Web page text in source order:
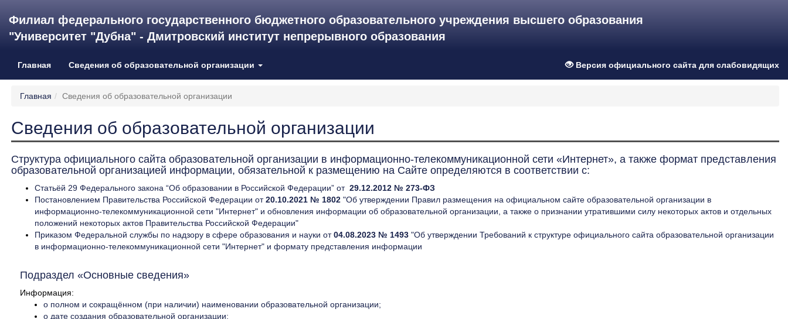
Филиал федерального государственного бюджетного образовательного учреждения высшего образования
"Университет "Дубна" - Дмитровский институт непрерывного образования
Главная Сведения об образовательной организации Версия официального сайта для слабовидящих
Главная Сведения об образовательной организации
Сведения об образовательной организации
Структура официального сайта образовательной организации в информационно-телекоммуникационной сети «Интернет», а также формат представления
образовательной организацией информации, обязательной к размещению на Сайте определяются в соответствии с:
Статьёй 29 Федерального закона “Об образовании в Российской Федерации” от 29.12.2012 № 273-ФЗ
Постановлением Правительства Российской Федерации от20.10.2021 № 1802 "Об утверждении Правил размещения на официальном сайте образовательной организации в
информационно-телекоммуникационной сети "Интернет" и обновления информации об образовательной организации, а также о признании утратившими силу некоторых актов и отдельных
положений некоторых актов Правительства Российской Федерации"
Приказом Федеральной службы по надзору в сфере образования и науки от04.08.2023 № 1493 "Об утверждении Требований к структуре официального сайта образовательной организации
в информационно-телекоммуникационной сети "Интернет" и формату представления информации
Подраздел «Основные сведения»
Информация:
о полном и сокращённом (при наличии) наименовании образовательной организации;
о дате создания образовательной организации;